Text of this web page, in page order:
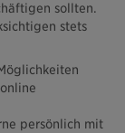
sollten.
stets
persönlich mit